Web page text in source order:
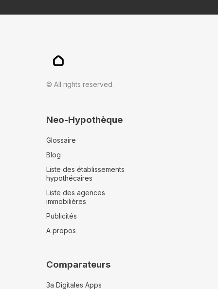
© All rights reserved.
Neo-Hypothèque
Glossaire
Blog
Liste des établissements
hypothécaires
Liste des agences
immobilières
Publicités
A propos
Comparateurs
3a Digitales Apps